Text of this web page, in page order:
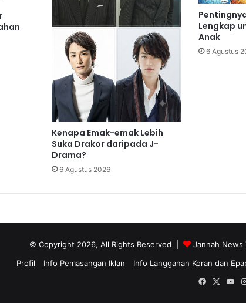
Kenapa Emak-emak Lebih
Suka Drakor daripada J-
Drama?
6 Agustus 2026
Lengkap
Anak
6 Agustus
© Copyright 2026, All Rights Reserved | Jannah News
Profil
Info Pemasangan Iklan Info Langganan Koran dan
Facebook
X